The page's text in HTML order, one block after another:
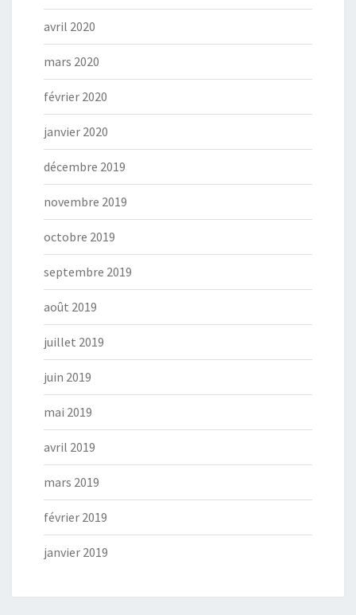
avril 2020
mars 2020
février 2020
janvier 2020
décembre 2019
novembre 2019
octobre 2019
septembre 2019
août 2019
juillet 2019
juin 2019
mai 2019
avril 2019
mars 2019
février 2019
janvier 2019